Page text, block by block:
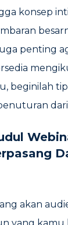
konsep
penting
beginilah
dari
akan